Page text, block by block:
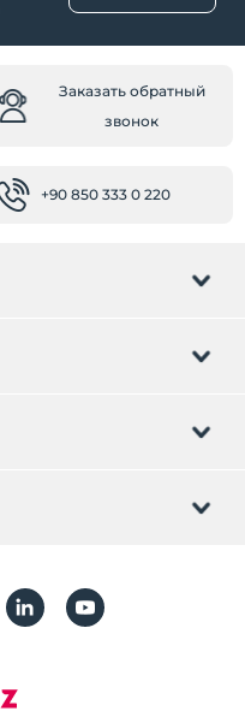
Заказать обратный
звонок
+90 850 333 0 220